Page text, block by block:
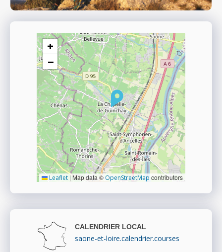
+
−
Leaflet | Map data © OpenStreetMap contributors
CALENDRIER LOCAL
saone-et-loire.calendrier.courses